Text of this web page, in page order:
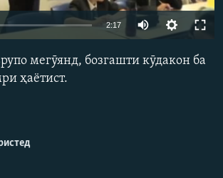
RFE/RL
720p
2:17
мегӯянд, бозгашти кӯдакон ба
ҳаётист.